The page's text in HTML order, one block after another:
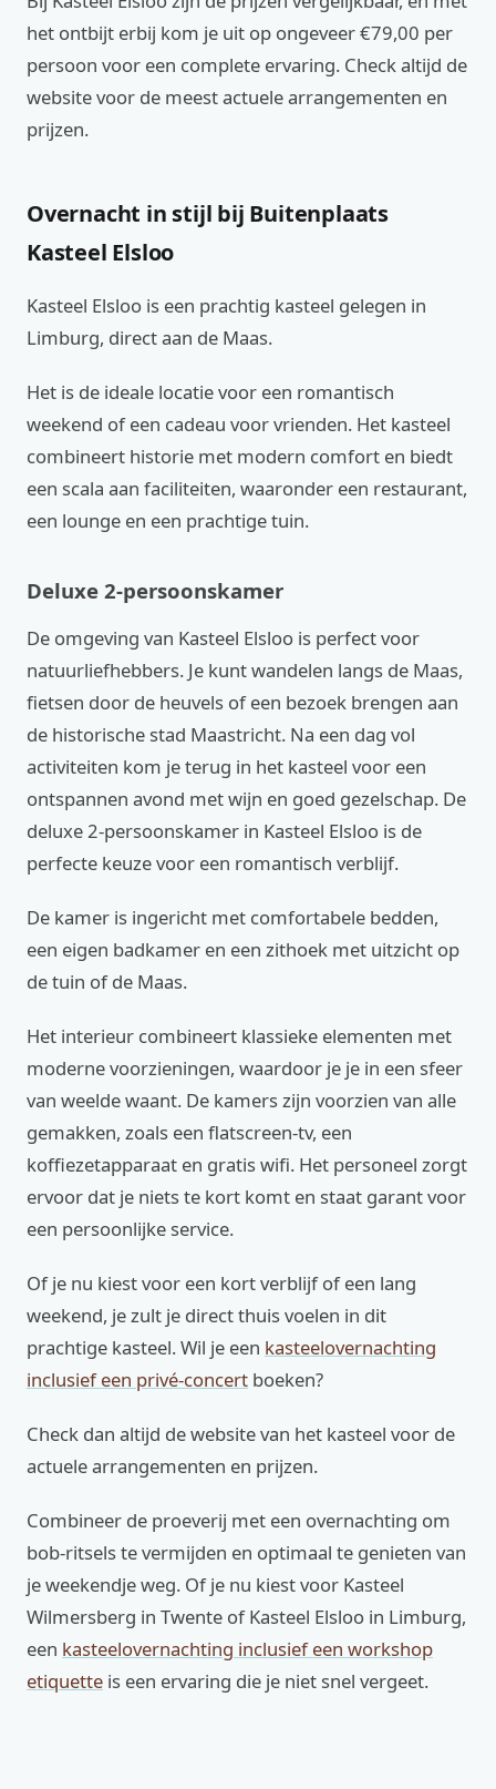
het ontbijt erbij kom je uit op ongeveer €79,00 per
persoon voor een complete ervaring. Check altijd de
website voor de meest actuele arrangementen en
prijzen.
Overnacht in stijl bij Buitenplaats
Kasteel Elsloo
Kasteel Elsloo is een prachtig kasteel gelegen in
Limburg, direct aan de Maas.
Het is de ideale locatie voor een romantisch
weekend of een cadeau voor vrienden. Het kasteel
combineert historie met modern comfort en biedt
een scala aan faciliteiten, waaronder een restaurant,
een lounge en een prachtige tuin.
Deluxe 2-persoonskamer
De omgeving van Kasteel Elsloo is perfect voor
natuurliefhebbers. Je kunt wandelen langs de Maas,
fietsen door de heuvels of een bezoek brengen aan
de historische stad Maastricht. Na een dag vol
activiteiten kom je terug in het kasteel voor een
ontspannen avond met wijn en goed gezelschap. De
deluxe 2-persoonskamer in Kasteel Elsloo is de
perfecte keuze voor een romantisch verblijf.
De kamer is ingericht met comfortabele bedden,
een eigen badkamer en een zithoek met uitzicht op
de tuin of de Maas.
Het interieur combineert klassieke elementen met
moderne voorzieningen, waardoor je je in een sfeer
van weelde waant. De kamers zijn voorzien van alle
gemakken, zoals een flatscreen-tv, een
koffiezetapparaat en gratis wifi. Het personeel zorgt
ervoor dat je niets te kort komt en staat garant voor
een persoonlijke service.
Of je nu kiest voor een kort verblijf of een lang
weekend, je zult je direct thuis voelen in dit
prachtige kasteel. Wil je een kasteelovernachting
inclusief een privé-concert boeken?
Check dan altijd de website van het kasteel voor de
actuele arrangementen en prijzen.
Combineer de proeverij met een overnachting om
bob-ritsels te vermijden en optimaal te genieten van
je weekendje weg. Of je nu kiest voor Kasteel
Wilmersberg in Twente of Kasteel Elsloo in Limburg,
een kasteelovernachting inclusief een workshop
etiquette is een ervaring die je niet snel vergeet.